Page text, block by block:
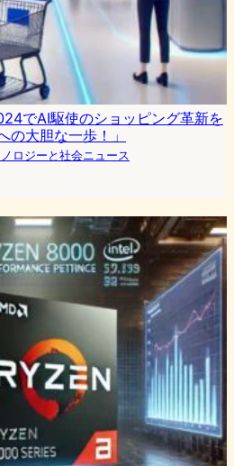
でAI駆使のショッピング革新を
大胆な一歩！」
ロジーと社会ニュース